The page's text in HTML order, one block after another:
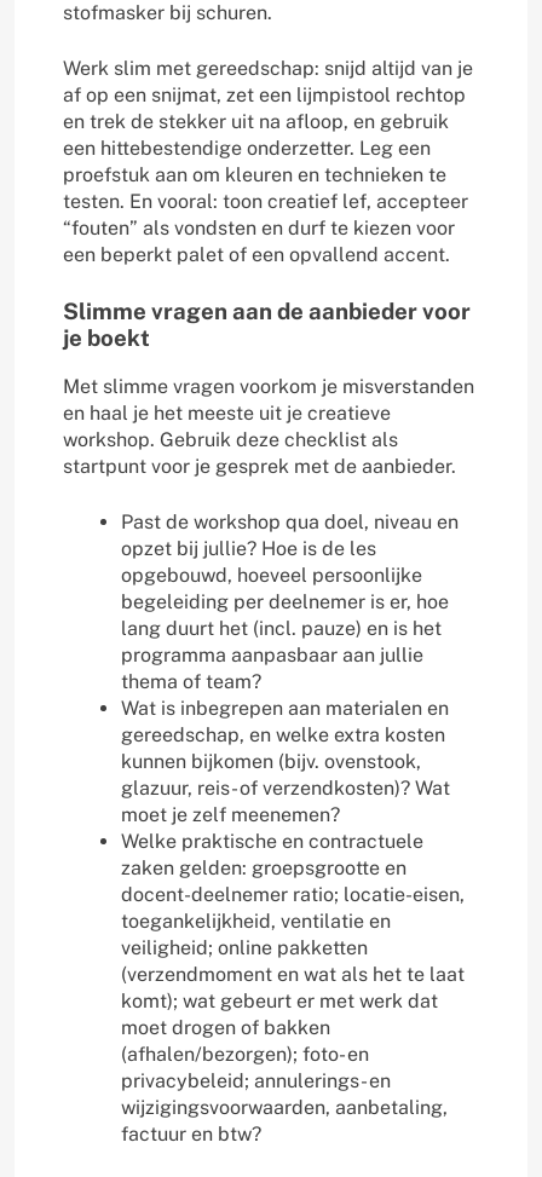
stofmasker bij schuren.
Werk slim met gereedschap: snijd altijd van je
af op een snijmat, zet een lijmpistool rechtop
en trek de stekker uit na afloop, en gebruik
een hittebestendige onderzetter. Leg een
proefstuk aan om kleuren en technieken te
testen. En vooral: toon creatief lef, accepteer
“fouten” als vondsten en durf te kiezen voor
een beperkt palet of een opvallend accent.
Slimme vragen aan de aanbieder voor
je boekt
Met slimme vragen voorkom je misverstanden
en haal je het meeste uit je creatieve
workshop. Gebruik deze checklist als
startpunt voor je gesprek met de aanbieder.
Past de workshop qua doel, niveau en
opzet bij jullie? Hoe is de les
opgebouwd, hoeveel persoonlijke
begeleiding per deelnemer is er, hoe
lang duurt het (incl. pauze) en is het
programma aanpasbaar aan jullie
thema of team?
Wat is inbegrepen aan materialen en
gereedschap, en welke extra kosten
kunnen bijkomen (bijv. ovenstook,
glazuur, reis- of verzendkosten)? Wat
moet je zelf meenemen?
Welke praktische en contractuele
zaken gelden: groepsgrootte en
docent-deelnemer ratio; locatie-eisen,
toegankelijkheid, ventilatie en
veiligheid; online pakketten
(verzendmoment en wat als het te laat
komt); wat gebeurt er met werk dat
moet drogen of bakken
(afhalen/bezorgen); foto- en
privacybeleid; annulerings- en
wijzigingsvoorwaarden, aanbetaling,
factuur en btw?